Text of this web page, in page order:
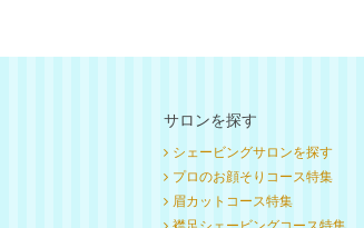
サロンを探す
シェービングサロンを探す
プロのお顔そりコース特集
眉カットコース特集